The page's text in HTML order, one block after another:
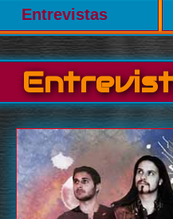
Entrevistas